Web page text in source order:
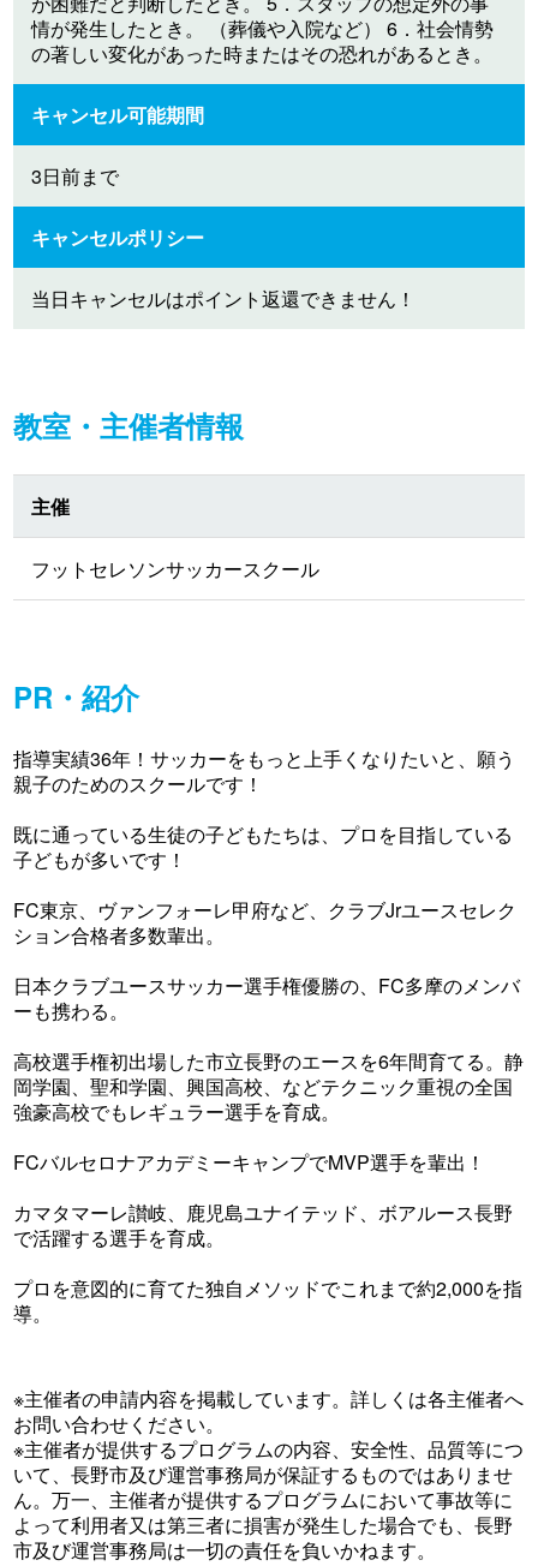
情が発生したとき。 （葬儀や入院など） 6．社会情勢
の著しい変化があった時またはその恐れがあるとき。
キャンセル可能期間
3日前まで
キャンセルポリシー
当日キャンセルはポイント返還できません！
教室・主催者情報
主催
フットセレソンサッカースクール
PR・紹介
指導実績36年！サッカーをもっと上手くなりたいと、願う
親子のためのスクールです！
既に通っている生徒の子どもたちは、プロを目指している
子どもが多いです！
FC東京、ヴァンフォーレ甲府など、クラブJrユースセレク
ション合格者多数輩出。
日本クラブユースサッカー選手権優勝の、FC多摩のメンバ
ーも携わる。
高校選手権初出場した市立長野のエースを6年間育てる。静
岡学園、聖和学園、興国高校、などテクニック重視の全国
強豪高校でもレギュラー選手を育成。
FCバルセロナアカデミーキャンプでMVP選手を輩出！
カマタマーレ讃岐、鹿児島ユナイテッド、ボアルース長野
で活躍する選手を育成。
プロを意図的に育てた独自メソッドでこれまで約2,000を指
導。
※主催者の申請内容を掲載しています。詳しくは各主催者へ
お問い合わせください。
※主催者が提供するプログラムの内容、安全性、品質等につ
いて、長野市及び運営事務局が保証するものではありませ
ん。万一、主催者が提供するプログラムにおいて事故等に
よって利用者又は第三者に損害が発生した場合でも、長野
市及び運営事務局は一切の責任を負いかねます。